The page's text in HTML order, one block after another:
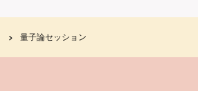
量子論セッション